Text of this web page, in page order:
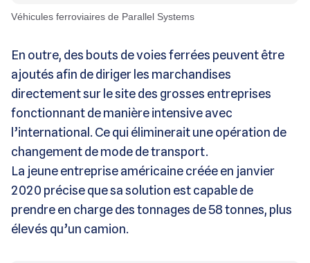
Véhicules ferroviaires de Parallel Systems
En outre, des bouts de voies ferrées peuvent être
ajoutés afin de diriger les marchandises
directement sur le site des grosses entreprises
fonctionnant de manière intensive avec
l’international. Ce qui éliminerait une opération de
changement de mode de transport.
La jeune entreprise américaine créée en janvier
2020 précise que sa solution est capable de
prendre en charge des tonnages de 58 tonnes, plus
élevés qu’un camion.